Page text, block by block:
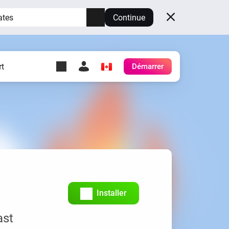
Continue
Exécutez Homey sur votre
Démarrer
Installer